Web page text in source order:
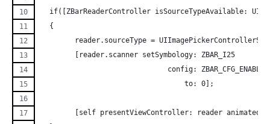
if([ZBarReaderController isSourceTypeAvailable:
  {
reader.sourceType =
        [reader.scanner setSymbology: ZBAR_I25
                              config: ZBAR_CFG_ENABLE
                                  to: 0];
[self presentViewController: reader animated: